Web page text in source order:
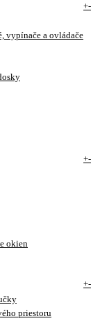
+-
vypínače a ovládače
+-
okien
+-
priestoru